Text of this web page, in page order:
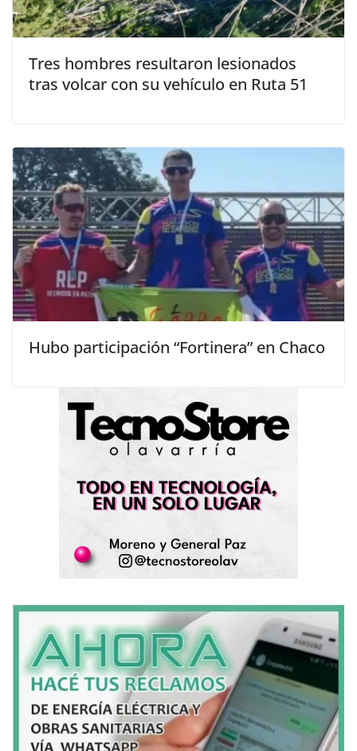
Tres hombres resultaron lesionados
tras volcar con su vehículo en Ruta 51
Hubo participación “Fortinera” en Chaco